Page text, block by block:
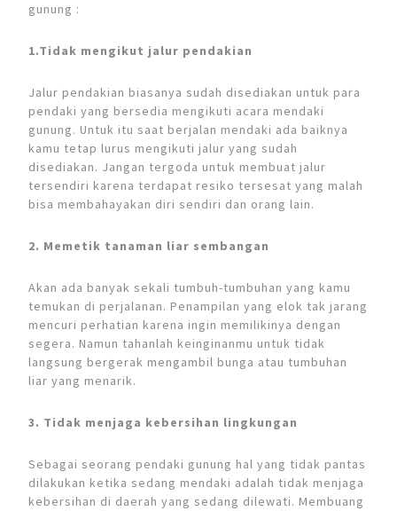
gunung :
1.Tidak mengikut jalur pendakian
Jalur pendakian biasanya sudah disediakan untuk para
pendaki yang bersedia mengikuti acara mendaki
gunung. Untuk itu saat berjalan mendaki ada baiknya
kamu tetap lurus mengikuti jalur yang sudah
disediakan. Jangan tergoda untuk membuat jalur
tersendiri karena terdapat resiko tersesat yang malah
bisa membahayakan diri sendiri dan orang lain.
2. Memetik tanaman liar sembangan
Akan ada banyak sekali tumbuh-tumbuhan yang kamu
temukan di perjalanan. Penampilan yang elok tak jarang
mencuri perhatian karena ingin memilikinya dengan
segera. Namun tahanlah keinginanmu untuk tidak
langsung bergerak mengambil bunga atau tumbuhan
liar yang menarik.
3. Tidak menjaga kebersihan lingkungan
Sebagai seorang pendaki gunung hal yang tidak pantas
dilakukan ketika sedang mendaki adalah tidak menjaga
kebersihan di daerah yang sedang dilewati. Membuang